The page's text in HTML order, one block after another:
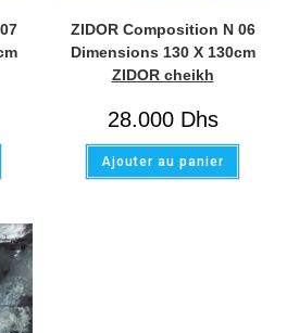
ZIDOR Composition N 06
Dimensions 130 X 130cm
ZIDOR cheikh
28.000Dhs
Ajouter au panier